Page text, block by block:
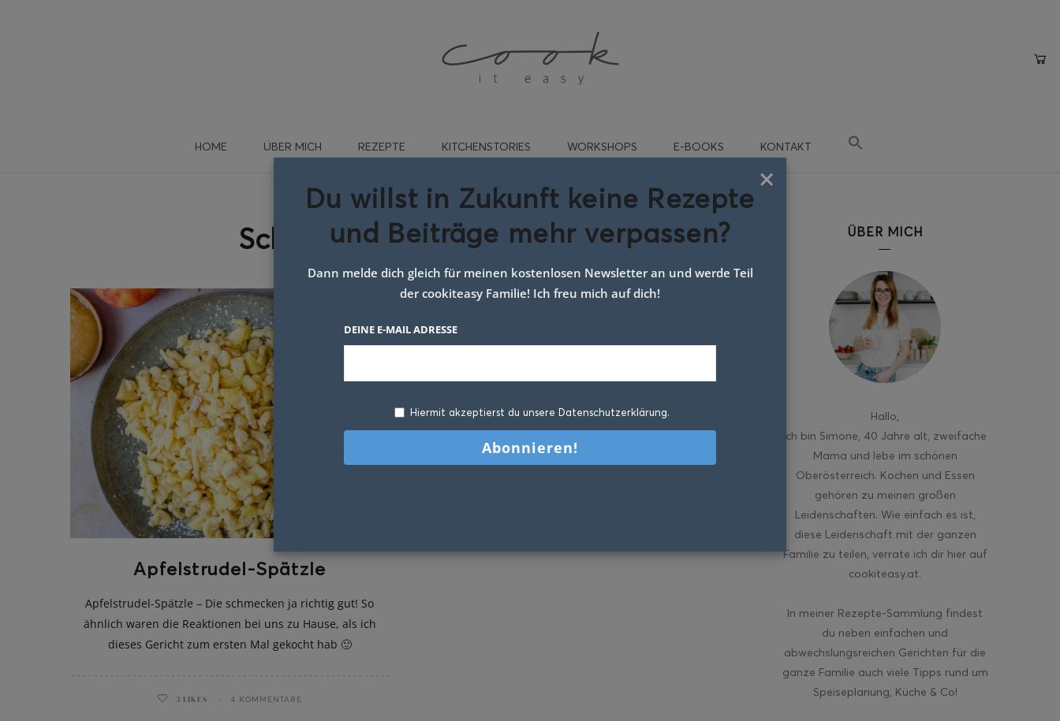
HOME ÜBER MICH REZEPTE KITCHENSTORIES WORKSHOPS E-BOOKS KONTAKT
Schlagwort:süße spätzle
Apfelstrudel-Spätzle
Apfelstrudel-Spätzle – Die schmecken ja richtig gut! So
ähnlich waren die Reaktionen bei uns zu Hause, als ich
dieses Gericht zum ersten Mal gekocht hab 🙂
3 LIKES 4 KOMMENTARE
ÜBER MICH
Hallo
ich bin Simone, 40 Jahre alt, zweifache
Mama und lebe im schönen
Oberösterreich. Kochen und Essen
gehören zu meinen großen
Leidenschaften. Wie einfach es ist,
diese Leidenschaft mit der ganzen
Familie zu teilen, verrate ich dir hier auf
cookiteasy.at.
In meiner Rezepte-Sammlung findest
du neben einfachen und
abwechslungsreichen Gerichten für die
ganze Familie auch viele Tipps rund um
Speiseplanung, Küche & Co!
×
Du willst in Zukunft keine Rezepte
und Beiträge mehr verpassen?
Dann melde dich gleich für meinen kostenlosen Newsletter an und werde Teil
der cookiteasy Familie! Ich freu mich auf dich!
DEINE E-MAIL ADRESSE
Hiermit akzeptierst du unsere Datenschutzerklärung.